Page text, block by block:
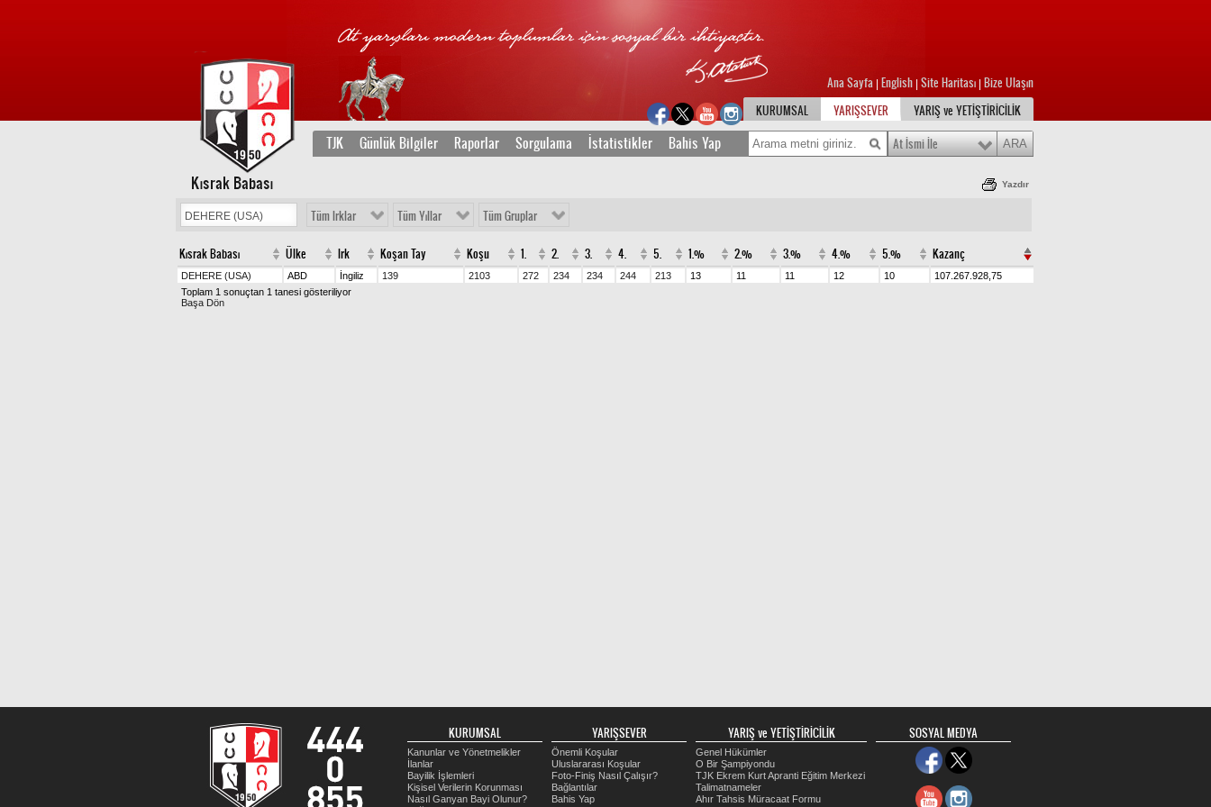
Ana Sayfa English Site Haritası Bize Ulaşın
KURUMSAL
YARIŞSEVER YARIŞ ve YETİŞTİRİCİLİK
TJK Günlük Bilgiler Raporlar Sorgulama İstatistikler Bahis Yap At İsmi İle
Kısrak Babası Yazdır
Tüm Irklar Tüm Yıllar Tüm Gruplar
Kısrak Babası Ülke Irk Koşan Tay Koşu 1. 2. 3. 4. 5. 1.% 2.% 3.% 4.% 5.% Kazanç
DEHERE (USA) ABD İngiliz 139 2103 272 234 234 244 213 13 11 11 12 10
107.267.928,75
Toplam 1 sonuçtan 1 tanesi gösteriliyor
Başa Dön
KURUMSAL
Kanunlar ve Yönetmelikler
İlanlar
Bayilik İşlemleri
Kişisel Verilerin Korunması
Nasıl Ganyan Bayi Olunur?
YARIŞSEVER
Önemli Koşular
Uluslararası Koşular
Foto-Finiş Nasıl Çalışır?
Bağlantılar
Bahis Yap
YARIŞ ve YETİŞTİRİCİLİK
Genel Hükümler
O Bir Şampiyondu
TJK Ekrem Kurt Apranti Eğitim Merkezi
Talimatnameler
Ahır Tahsis Müracaat Formu
SOSYAL MEDYA